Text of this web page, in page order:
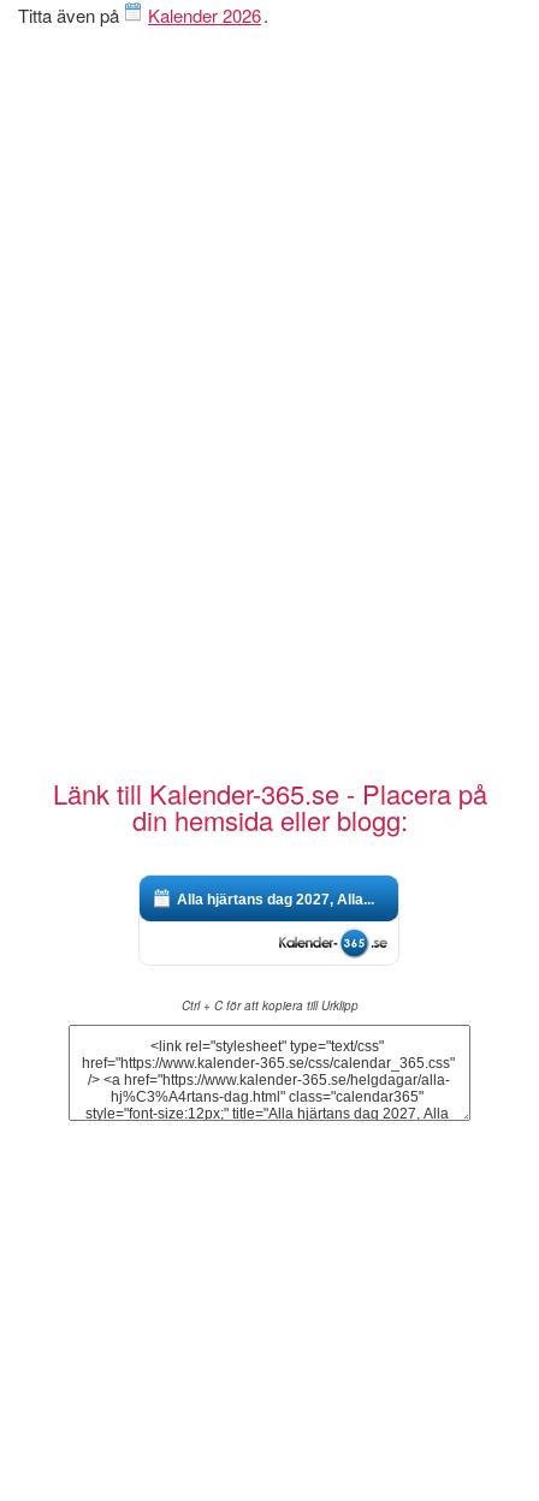
Titta även på Kalender 2026.
Länk till Kalender-365.se - Placera på
din hemsida eller blogg:
Alla hjärtans dag 2027, Alla...
Ctrl + C för att kopiera till Urklipp